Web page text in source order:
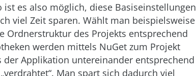
es also möglich, diese Basiseinstellungen
viel Zeit sparen. Wählt man beispielsweise
Ordnerstruktur des Projekts entsprechend
werden mittels NuGet zum Projekt
der Applikation untereinander entsprechend
Man spart sich dadurch viel